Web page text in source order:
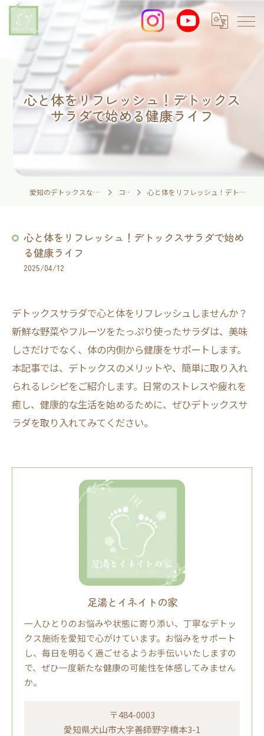
心と体をリフレッシュ！デトックス
サラダで始める健康ライフ
愛知のデトックスなら足湯とイネイトの家 コラム 心と体をリフレッシュ！デトックスサラダで始める健康ライフ
心と体をリフレッシュ！デトックスサラダで始め
る健康ライフ
2025/04/12
デトックスサラダで心と体をリフレッシュしませんか？
新鮮な野菜やフルーツをたっぷり使ったサラダは、美味
しさだけでなく、体の内側から健康をサポートします。
本記事では、デトックスのメリットや、簡単に取り入れ
られるレシピをご紹介します。日常のストレスや疲れを
癒し、健康的な生活を始めるために、ぜひデトックスサ
ラダを取り入れてみてください。
足湯とイネイトの家
一人ひとりのお悩みや状態に寄り添い、丁寧なデトッ
クス施術を愛知で心がけています。お悩みをサポート
し、毎日を明るく過ごせるようお手伝いいたしますの
で、ぜひ一度新たな健康の可能性を体感してみません
か。
〒484-0003
愛知県犬山市大字善師野字橋本3-1